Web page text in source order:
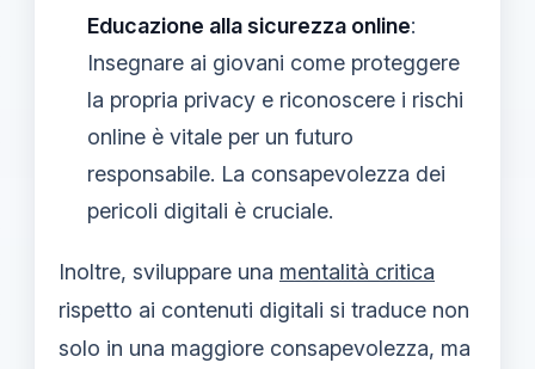
Educazione alla sicurezza online:
Insegnare ai giovani come proteggere
la propria privacy e riconoscere i rischi
online è vitale per un futuro
responsabile. La consapevolezza dei
pericoli digitali è cruciale.
Inoltre, sviluppare una mentalità critica
rispetto ai contenuti digitali si traduce non
solo in una maggiore consapevolezza, ma